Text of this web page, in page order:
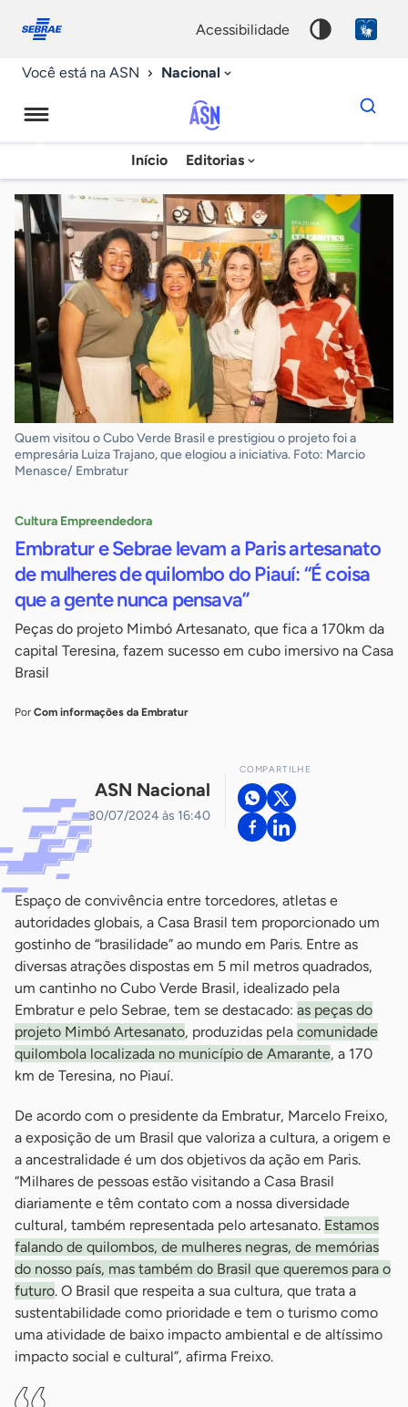
conosco
acessibilidade
Você está na ASN Nacional
Agência
Sebrae
de
Notícias
Início Editorias
Dados
para
chave
Quem visitou o Cubo Verde Brasil e prestigiou o projeto foi a
empresária Luiza Trajano, que elogiou a iniciativa. Foto: Marcio
Menasce/ Embratur
Cultura Empreendedora
Embratur e Sebrae levam a Paris artesanato
de mulheres de quilombo do Piauí: “É coisa
que a gente nunca pensava”
Peças do projeto Mimbó Artesanato, que fica a 170km da
capital Teresina, fazem sucesso em cubo imersivo na Casa
Brasil
Por Com informações da Embratur
ASN Nacional
30/07/2024 às 16:40
COMPARTILHE
Espaço de convivência entre torcedores, atletas e
autoridades globais, a Casa Brasil tem proporcionado um
gostinho de “brasilidade” ao mundo em Paris. Entre as
diversas atrações dispostas em 5 mil metros quadrados,
um cantinho no Cubo Verde Brasil, idealizado pela
Embratur e pelo Sebrae, tem se destacado: as peças do
projeto Mimbó Artesanato, produzidas pela comunidade
quilombola localizada no município de Amarante, a 170
km de Teresina, no Piauí.
De acordo com o presidente da Embratur, Marcelo Freixo,
a exposição de um Brasil que valoriza a cultura, a origem e
a ancestralidade é um dos objetivos da ação em Paris.
“Milhares de pessoas estão visitando a Casa Brasil
diariamente e têm contato com a nossa diversidade
cultural, também representada pelo artesanato. Estamos
falando de quilombos, de mulheres negras, de memórias
do nosso país, mas também do Brasil que queremos para o
futuro. O Brasil que respeita a sua cultura, que trata a
sustentabilidade como prioridade e tem o turismo como
uma atividade de baixo impacto ambiental e de altíssimo
impacto social e cultural”, afirma Freixo.